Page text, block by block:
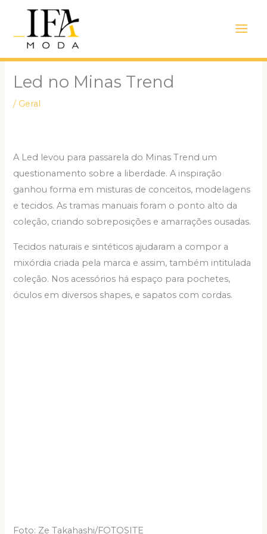
conteúdo
Menu
Led no Minas Trend
/ Geral
A Led levou para passarela do Minas Trend um
questionamento sobre a liberdade. A inspiração
ganhou forma em misturas de conceitos, modelagens
e tecidos. As tramas manuais foram o ponto alto da
coleção, criando sobreposições e amarrações ousadas.
Tecidos naturais e sintéticos ajudaram a compor a
mixórdia criada pela marca e assim, também intitulada
coleção. Nos acessórios há espaço para pochetes,
óculos em diversos shapes, e sapatos com cordas.
Foto: Ze Takahashi/FOTOSITE